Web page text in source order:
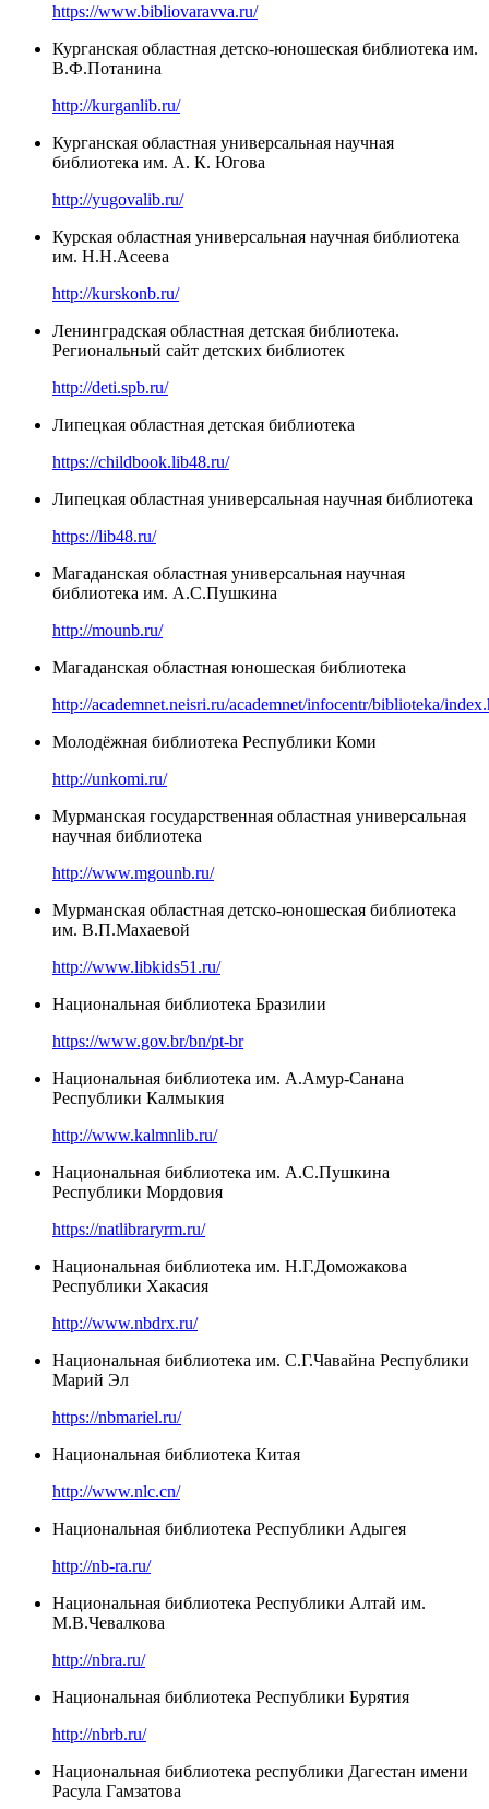
https://www.bibliovaravva.ru/
Курганская областная детско-юношеская библиотека им.
В.Ф.Потанина
http://kurganlib.ru/
Курганская областная универсальная научная
библиотека им. А. К. Югова
http://yugovalib.ru/
Курская областная универсальная научная библиотека
им. Н.Н.Асеева
http://kurskonb.ru/
Ленинградская областная детская библиотека.
Региональный сайт детских библиотек
http://deti.spb.ru/
Липецкая областная детская библиотека
https://childbook.lib48.ru/
Липецкая областная универсальная научная библиотека
https://lib48.ru/
Магаданская областная универсальная научная
библиотека им. А.С.Пушкина
http://mounb.ru/
Магаданская областная юношеская библиотека
http://academnet.neisri.ru/academnet/infocentr/biblioteka/
Молодёжная библиотека Республики Коми
http://unkomi.ru/
Мурманская государственная областная универсальная
научная библиотека
http://www.mgounb.ru/
Мурманская областная детско-юношеская библиотека
им. В.П.Махаевой
http://www.libkids51.ru/
Национальная библиотека Бразилии
https://www.gov.br/bn/pt-br
Национальная библиотека им. А.Амур-Санана
Республики Калмыкия
http://www.kalmnlib.ru/
Национальная библиотека им. А.С.Пушкина
Республики Мордовия
https://natlibraryrm.ru/
Национальная библиотека им. Н.Г.Доможакова
Республики Хакасия
http://www.nbdrx.ru/
Национальная библиотека им. С.Г.Чавайна Республики
Марий Эл
https://nbmariel.ru/
Национальная библиотека Китая
http://www.nlc.cn/
Национальная библиотека Республики Адыгея
http://nb-ra.ru/
Национальная библиотека Республики Алтай им.
М.В.Чевалкова
http://nbra.ru/
Национальная библиотека Республики Бурятия
http://nbrb.ru/
Национальная библиотека республики Дагестан имени
Расула Гамзатова